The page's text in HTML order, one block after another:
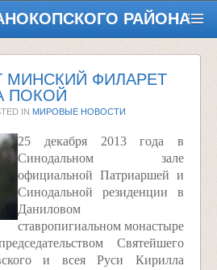
РАЙОНА
МИНСКИЙ ФИЛАРЕТ
ПОКОЙ
IN МИРОВЫЕ НОВОСТИ
25 декабря 2013 года в
Синодальном зале
официальной Патриаршей и
Синодальной резиденции в
Даниловом
ставропигиальном монастыре
Святейшего
и всея Руси Кирилла